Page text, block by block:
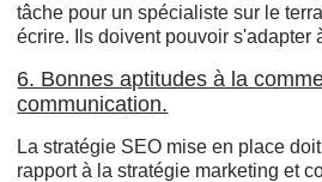
tâche pour un spécialiste sur le
écrire. Ils doivent pouvoir s'adapter
6. Bonnes aptitudes à la
communication.
La stratégie SEO mise en place
rapport à la stratégie marketing et